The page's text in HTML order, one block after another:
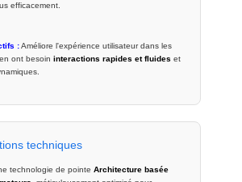
efficacement.
:Améliore l'expérience utilisateur dans les
ont besoininteractions rapides et fluides et
techniques
technologie de pointeArchitecture basée